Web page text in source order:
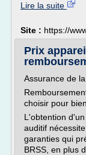
Lire la suite
Site : https://
Prix
Assurance de
choisir pour
L'obtention
auditif
garanties qui
BRSS, en plus